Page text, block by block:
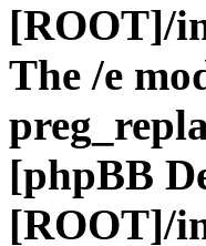
[ROOT]/
The /e
[phpBB
[ROOT]/